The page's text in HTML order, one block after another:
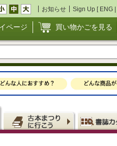
お知らせ Sign Up [ ENG |
ページ 買い物かごを見る